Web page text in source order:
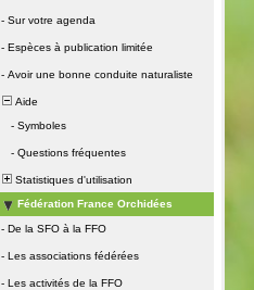
- Sur votre agenda
- Espèces à publication limitée
- Avoir une bonne conduite naturaliste
Aide
- Symboles
- Questions fréquentes
Statistiques d'utilisation
Fédération France Orchidées
- De la SFO à la FFO
- Les associations fédérées
- Les activités de la FFO